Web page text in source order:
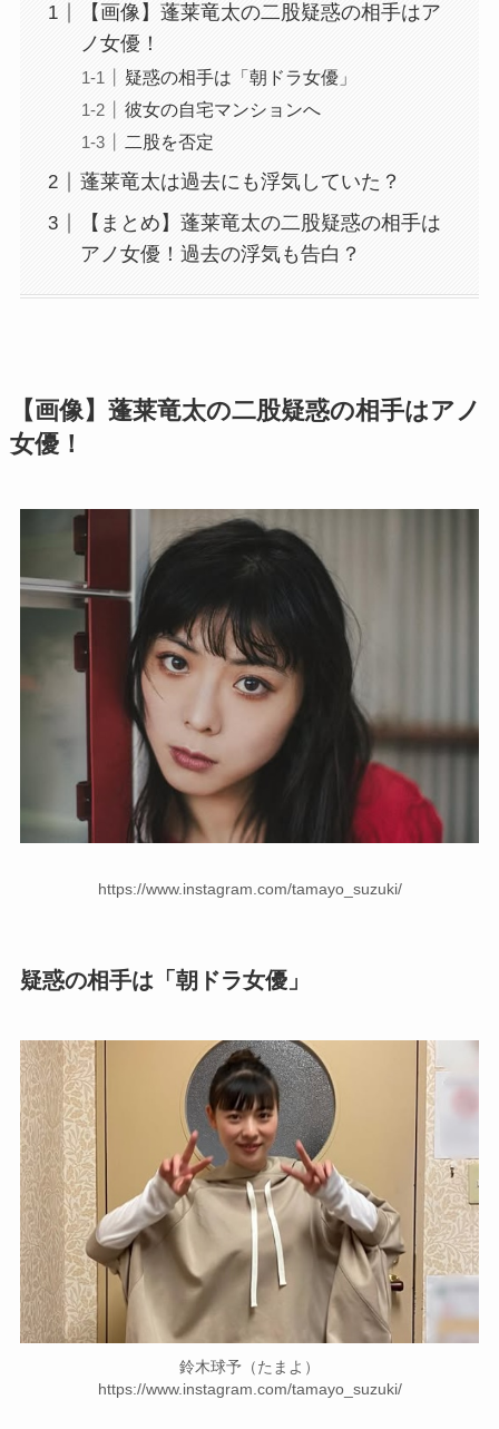
【画像】蓬莱竜太の二股疑惑の相手はア
ノ女優！
疑惑の相手は「朝ドラ女優」
彼女の自宅マンションへ
二股を否定
蓬莱竜太は過去にも浮気していた？
【まとめ】蓬莱竜太の二股疑惑の相手は
アノ女優！過去の浮気も告白？
【画像】蓬莱竜太の二股疑惑の相手はアノ
女優！
https://www.instagram.com/tamayo_suzuki/
疑惑の相手は「朝ドラ女優」
鈴木球予（たまよ）
https://www.instagram.com/tamayo_suzuki/